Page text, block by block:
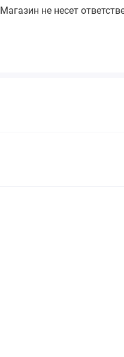
Магазин не несет